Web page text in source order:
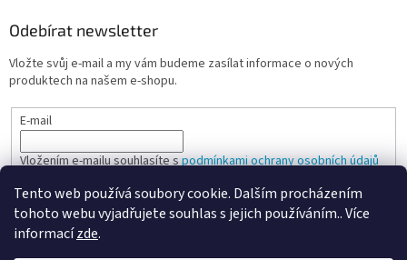
Tento web používá soubory cookie. Dalším procházením
tohoto webu vyjadřujete souhlas s jejich používáním.. Více
informacízde.
Odebírat newsletter
Vložte svůj e-mail a my vám budeme zasílat informace o nových
produktech na našem e-shopu.
E-mail
Vložením e-mailu souhlasíte spodmínkami ochrany osobních údajů
PŘIHLÁSIT SE